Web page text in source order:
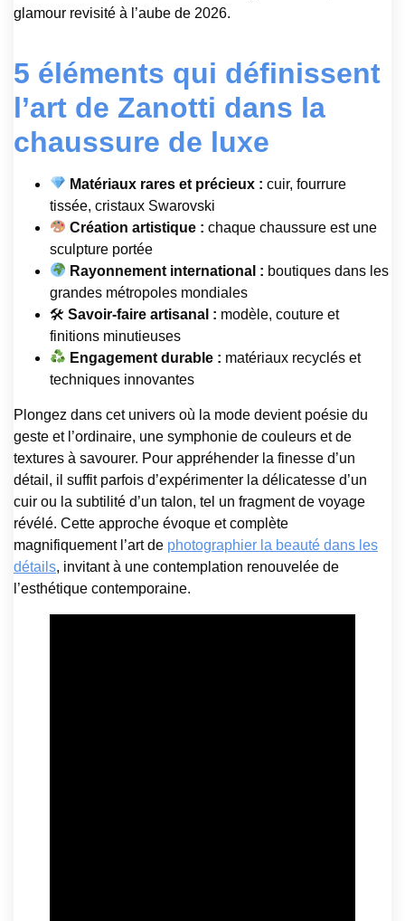
glamour revisité à l’aube de 2026.
5 éléments qui définissent
l’art de Zanotti dans la
chaussure de luxe
Matériaux rares et précieux : cuir, fourrure
tissée, cristaux Swarovski
Création artistique : chaque chaussure est une
sculpture portée
Rayonnement international : boutiques dans les
grandes métropoles mondiales
🛠 Savoir-faire artisanal : modèle, couture et
finitions minutieuses
Engagement durable : matériaux recyclés et
techniques innovantes
Plongez dans cet univers où la mode devient poésie du
geste et l’ordinaire, une symphonie de couleurs et de
textures à savourer. Pour appréhender la finesse d’un
détail, il suffit parfois d’expérimenter la délicatesse d’un
cuir ou la subtilité d’un talon, tel un fragment de voyage
révélé. Cette approche évoque et complète
magnifiquement l’art de photographier la beauté dans les
détails, invitant à une contemplation renouvelée de
l’esthétique contemporaine.